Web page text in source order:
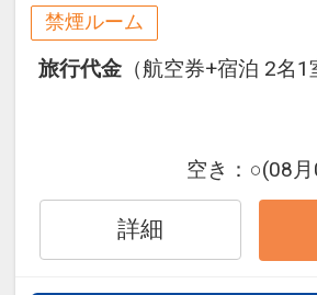
にも最適！
旅行期間中の1泊だけの
泊・飛び泊なども自由
JALマイレージ会員の
トマイルが50%貯まり
禁煙ルーム
旅行代金 （航空券+宿泊 2名
空き： ○(08
詳細